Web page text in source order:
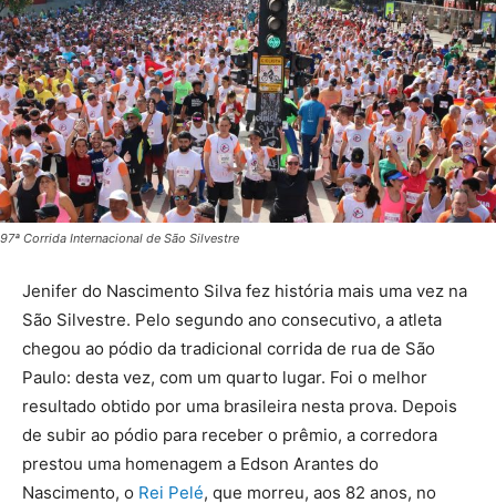
97ª Corrida Internacional de São Silvestre
Jenifer do Nascimento Silva fez história mais uma vez na
São Silvestre. Pelo segundo ano consecutivo, a atleta
chegou ao pódio da tradicional corrida de rua de São
Paulo: desta vez, com um quarto lugar. Foi o melhor
resultado obtido por uma brasileira nesta prova. Depois
de subir ao pódio para receber o prêmio, a corredora
prestou uma homenagem a Edson Arantes do
Nascimento, o Rei Pelé, que morreu, aos 82 anos, no